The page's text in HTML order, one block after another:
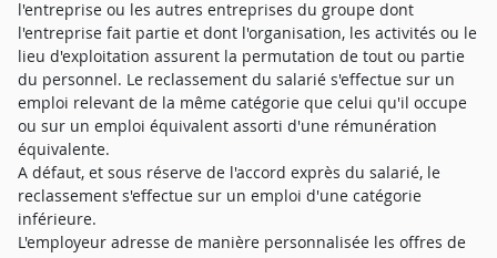
l'entreprise ou les autres entreprises du groupe dont
l'entreprise fait partie et dont l'organisation, les activités ou le
lieu d'exploitation assurent la permutation de tout ou partie
du personnel. Le reclassement du salarié s'effectue sur un
emploi relevant de la même catégorie que celui qu'il occupe
ou sur un emploi équivalent assorti d'une rémunération
équivalente.
A défaut, et sous réserve de l'accord exprès du salarié, le
reclassement s'effectue sur un emploi d'une catégorie
inférieure.
L'employeur adresse de manière personnalisée les offres de